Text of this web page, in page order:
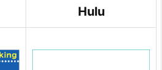
Hulu